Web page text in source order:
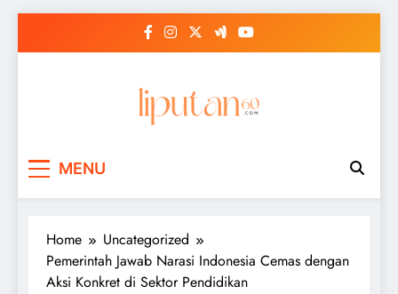
MENU
Home
Uncategorized
Pemerintah Jawab Narasi Indonesia Cemas dengan
Aksi Konkret di Sektor Pendidikan